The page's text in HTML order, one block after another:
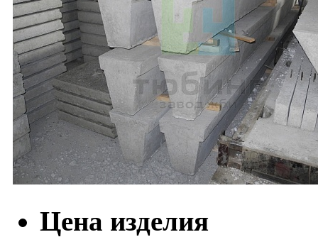
Цена изделия